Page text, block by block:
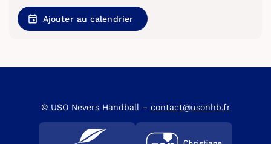
Ajouter au calendrier
© USO Nevers Handball – contact@usonhb.fr